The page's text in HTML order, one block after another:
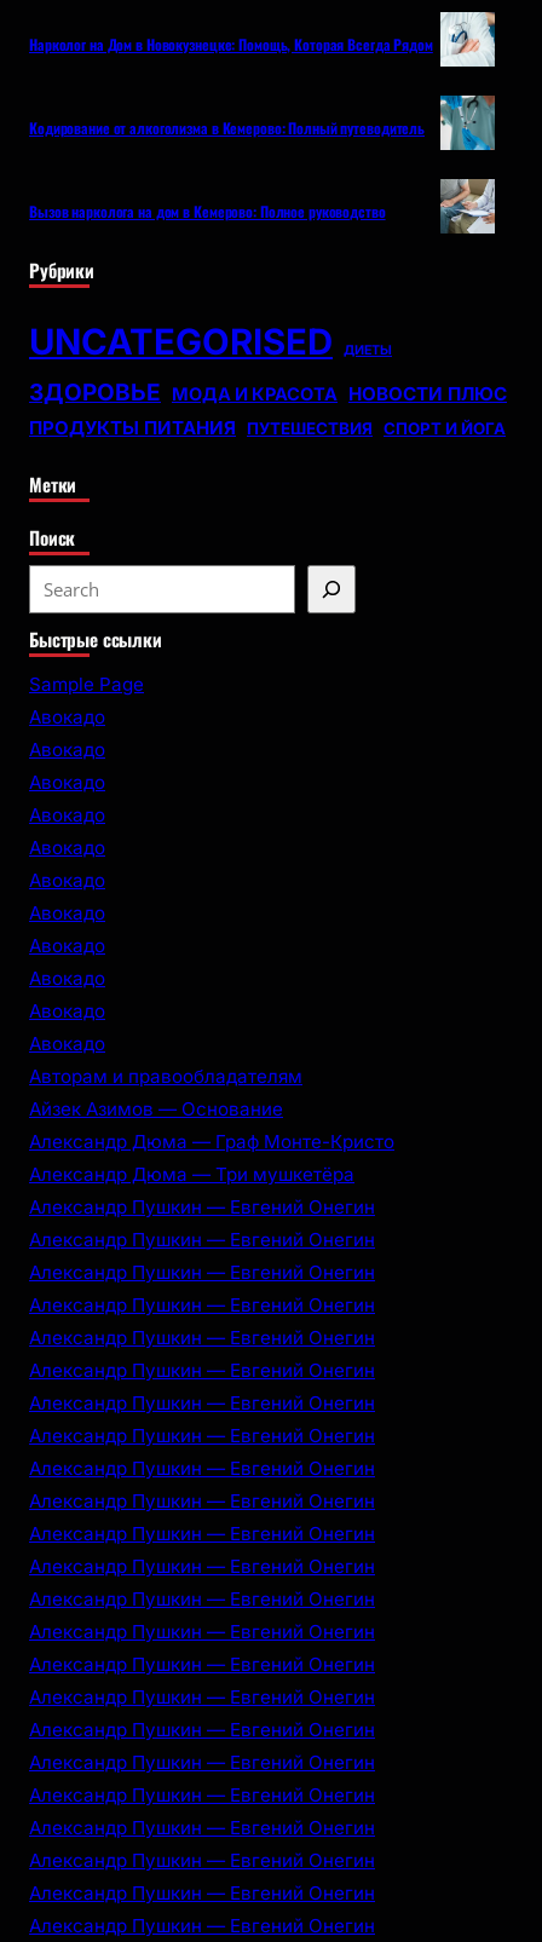
Нарколог на Дом в Новокузнецке: Помощь, Которая Всегда Рядом
Кодирование от алкоголизма в Кемерово: Полный путеводитель
Вызов нарколога на дом в Кемерово: Полное руководство
Рубрики
UNCATEGORISED ДИЕТЫ
ЗДОРОВЬЕ МОДА И КРАСОТА НОВОСТИ ПЛЮС
ПРОДУКТЫ ПИТАНИЯ
ПУТЕШЕСТВИЯ СПОРТ И ЙОГА
Метки
Поиск
e
a
r
Быстрые ссылки
Sample Page
Авокадо
Авокадо
Авокадо
Авокадо
Авокадо
Авокадо
Авокадо
Авокадо
Авокадо
Авокадо
Авокадо
Авторам и правообладателям
Айзек Азимов — Основание
Александр Дюма — Граф Монте-Кристо
Александр Дюма — Три мушкетёра
Александр Пушкин — Евгений Онегин
Александр Пушкин — Евгений Онегин
Александр Пушкин — Евгений Онегин
Александр Пушкин — Евгений Онегин
Александр Пушкин — Евгений Онегин
Александр Пушкин — Евгений Онегин
Александр Пушкин — Евгений Онегин
Александр Пушкин — Евгений Онегин
Александр Пушкин — Евгений Онегин
Александр Пушкин — Евгений Онегин
Александр Пушкин — Евгений Онегин
Александр Пушкин — Евгений Онегин
Александр Пушкин — Евгений Онегин
Александр Пушкин — Евгений Онегин
Александр Пушкин — Евгений Онегин
Александр Пушкин — Евгений Онегин
Александр Пушкин — Евгений Онегин
Александр Пушкин — Евгений Онегин
Александр Пушкин — Евгений Онегин
Александр Пушкин — Евгений Онегин
Александр Пушкин — Евгений Онегин
Александр Пушкин — Евгений Онегин
Александр Пушкин — Евгений Онегин